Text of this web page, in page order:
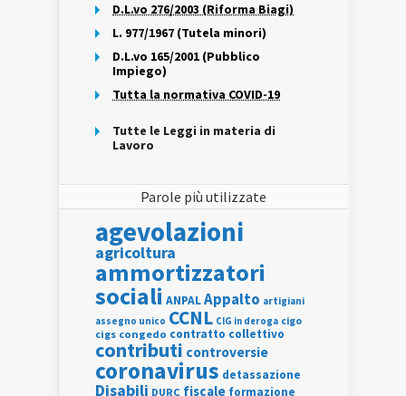
D.L.vo 276/2003 (Riforma Biagi)
L. 977/1967 (Tutela minori)
D.L.vo 165/2001 (Pubblico
Impiego)
Tutta la normativa COVID-19
Tutte le Leggi in materia di
Lavoro
Parole più utilizzate
agevolazioni
agricoltura
ammortizzatori
sociali ANPALAppalto artigiani
assegno unico CCNL CIG in deroga cigo
cigs congedo contratto collettivo
contributi controversie
coronavirus detassazione
Disabili DURC fiscale formazione